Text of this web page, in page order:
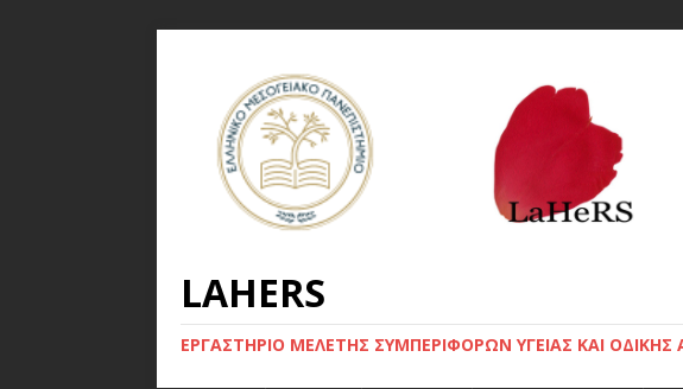
LAHERS
ΕΡΓΑΣΤΗΡΙΟ ΜΕΛΕΤΗΣ ΣΥΜΠΕΡΙΦΟΡΩΝ ΥΓΕΙΑΣ ΚΑΙ ΟΔΙΚΗΣ